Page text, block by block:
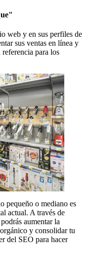
web y en sus perfiles de
sus ventas en línea y
para los
pequeño o mediano es
actual. A través de
aumentar la
y consolidar tu
del SEO para hacer